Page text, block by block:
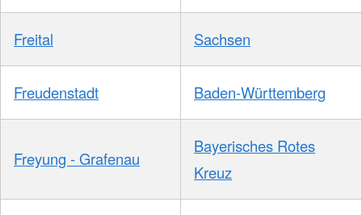
Freital Sachsen
Freudenstadt Baden-Württemberg
Freyung - Grafenau
Bayerisches Rotes
Kreuz